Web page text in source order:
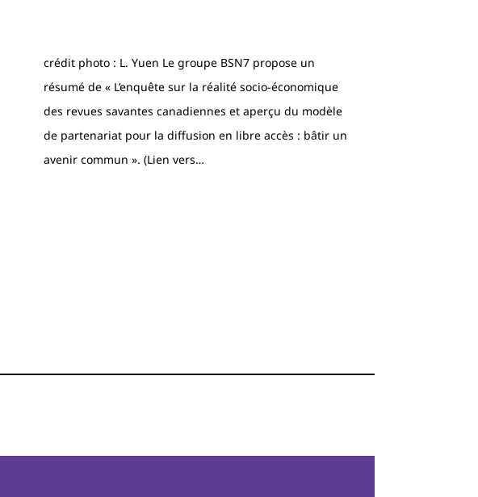
crédit photo : L. Yuen Le groupe BSN7 propose un
résumé de « L’enquête sur la réalité socio-économique
des revues savantes canadiennes et aperçu du modèle
de partenariat pour la diffusion en libre accès : bâtir un
avenir commun ». (Lien vers…